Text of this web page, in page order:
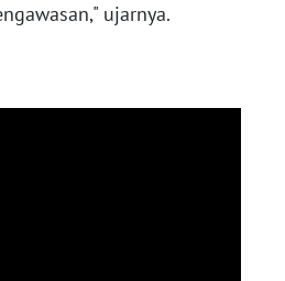
ujarnya.